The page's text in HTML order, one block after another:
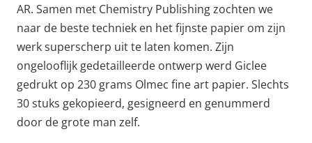
AR. Samen met Chemistry Publishing zochten we
naar de beste techniek en het fijnste papier om zijn
werk superscherp uit te laten komen. Zijn
ongelooflijk gedetailleerde ontwerp werd Giclee
gedrukt op 230 grams Olmec fine art papier. Slechts
30 stuks gekopieerd, gesigneerd en genummerd
door de grote man zelf.